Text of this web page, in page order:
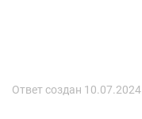
Ответ создан 10.07.2024